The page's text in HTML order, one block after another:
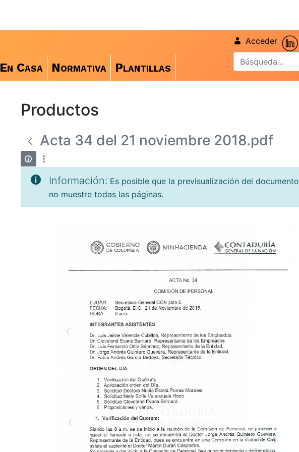
En Casa Normativa Plantillas
Acceder
Productos
Acta 34 del 21 noviembre 2018.pdf
Información: Es posible que la previsualización del documento
no muestre todas las páginas.